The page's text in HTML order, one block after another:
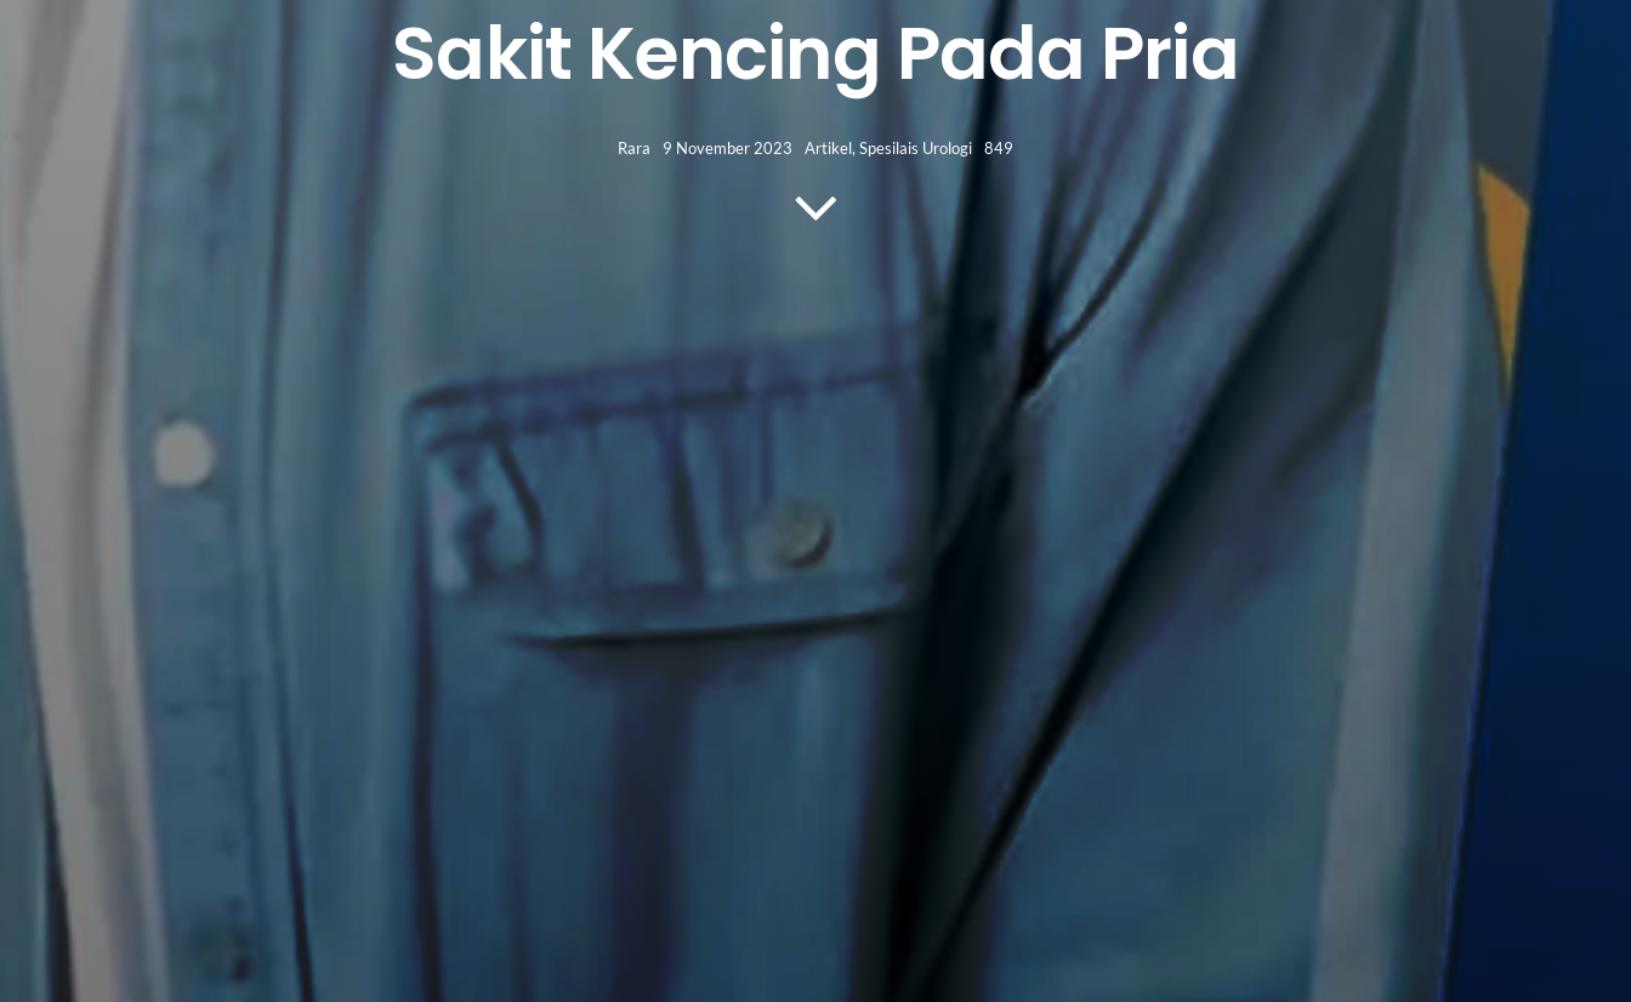
Sakit Kencing Pada Pria
Rara 9 November 2023 Artikel, Spesilais Urologi 849